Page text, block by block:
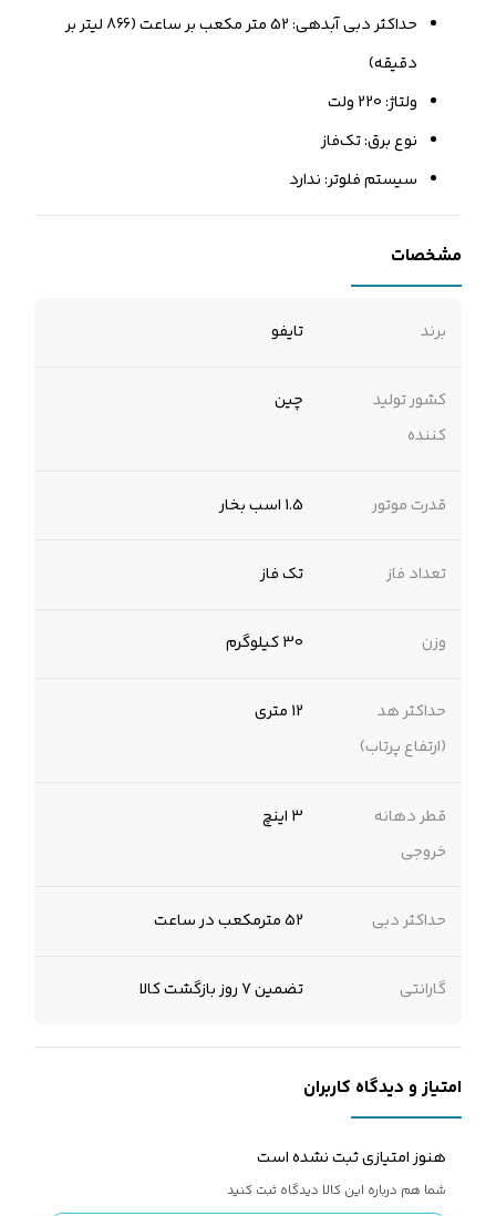
حداکثر دبی آبدهی: 52 متر مکعب بر ساعت (866 لیتر بر
دقیقه)
ولتاژ: 220 ولت
نوع برق: تک‌فاز
سیستم فلوتر: ندارد
مشخصات
برند تایفو
کشور تولید
کننده
چین
قدرت موتور 1.5 اسب بخار
تعداد فاز تک فاز
وزن 30 کیلوگرم
حداکثر هد
(ارتفاع پرتاب)
12 متری
قطر دهانه
خروجی
3 اینچ
حداکثر دبی 52 مترمکعب در ساعت
گارانتی تضمین 7 روز بازگشت کالا
امتیاز و دیدگاه کاربران
هنوز امتیازی ثبت نشده است
شما هم درباره این کالا دیدگاه ثبت کنید